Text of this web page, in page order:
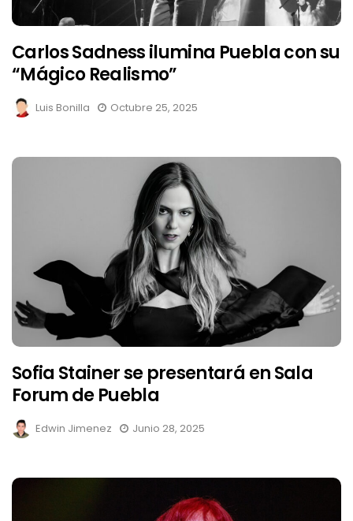
Carlos Sadness ilumina Puebla con su
“Mágico Realismo”
Luis Bonilla Octubre 25, 2025
Sofia Stainer se presentará en Sala
Forum de Puebla
Edwin Jimenez Junio 28, 2025